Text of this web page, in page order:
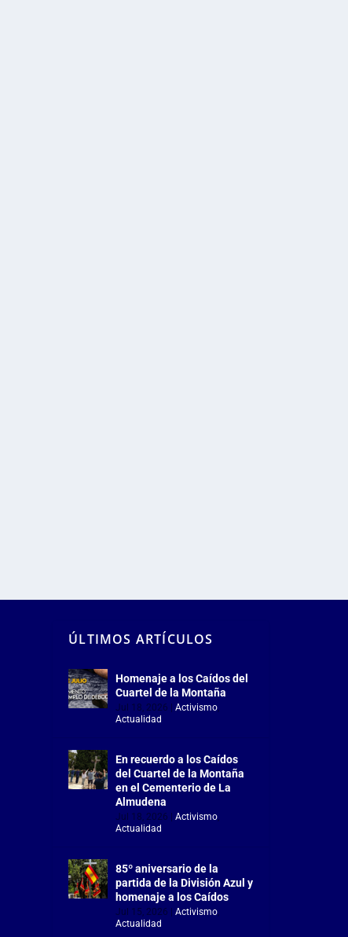
ÚLTIMOS ARTÍCULOS
Homenaje a los Caídos del
Cuartel de la Montaña
Jul 18, 2026 |Activismo,
Actualidad
En recuerdo a los Caídos
del Cuartel de la Montaña
en el Cementerio de La
Almudena
Jul 18, 2026 |Activismo,
Actualidad
85º aniversario de la
partida de la División Azul y
homenaje a los Caídos
Jul 15, 2026 |Activismo,
Actualidad